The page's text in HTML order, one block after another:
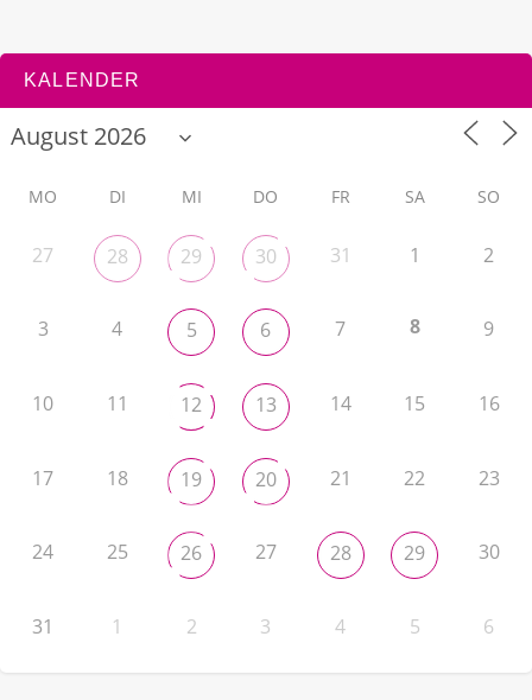
KALENDER
MO DI MI DO FR SA SO
27 28 29 30 31 1 2
3 4 5 6 7 8 9
10 11 12 13 14 15 16
17 18 19 20 21 22 23
24 25 26 27 28 29 30
31 1 2 3 4 5 6